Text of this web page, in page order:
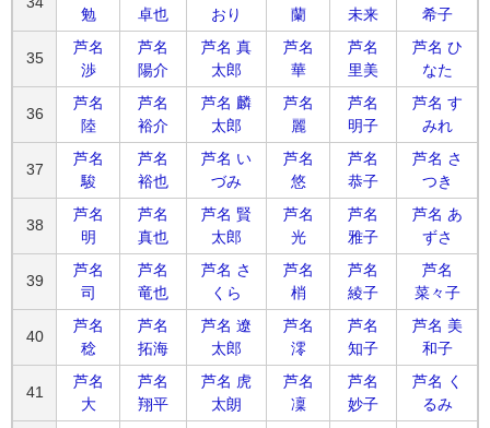
勉 卓也 おり 蘭 未来 希子
35
芦名
渉
芦名
陽介
芦名 真
太郎
芦名
華
芦名
里美
芦名 ひ
なた
36
芦名
陸
芦名
裕介
芦名 麟
太郎
芦名
麗
芦名
明子
芦名 す
みれ
37
芦名
駿
芦名
裕也
芦名 い
づみ
芦名
悠
芦名
恭子
芦名 さ
つき
38
芦名
明
芦名
真也
芦名 賢
太郎
芦名
光
芦名
雅子
芦名 あ
ずさ
39
芦名
司
芦名
竜也
芦名 さ
くら
芦名
梢
芦名
綾子
芦名
菜々子
40
芦名
稔
芦名
拓海
芦名 遼
太郎
芦名
澪
芦名
知子
芦名 美
和子
41
芦名
大
芦名
翔平
芦名 虎
太朗
芦名
凜
芦名
妙子
芦名 く
るみ